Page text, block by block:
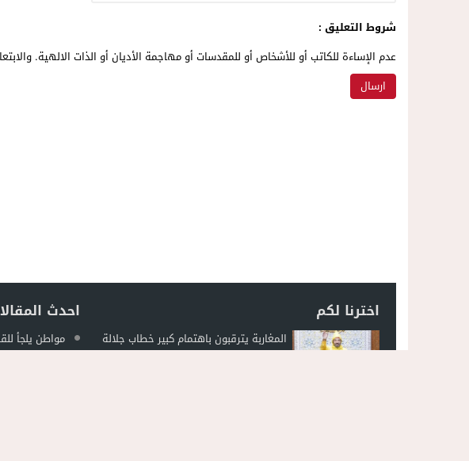
شروط التعليق :
عدم الإساءة للكاتب أو للأشخاص أو للمقدسات أو مهاجمة الأديان أو الذات الالهية.
اخترنا لكم
المغاربة يترقبون باهتمام كبير خطاب جلالة
الملك في افتتاح البرلمان الجمعة المقبل
احدث
مواطن يلجأ